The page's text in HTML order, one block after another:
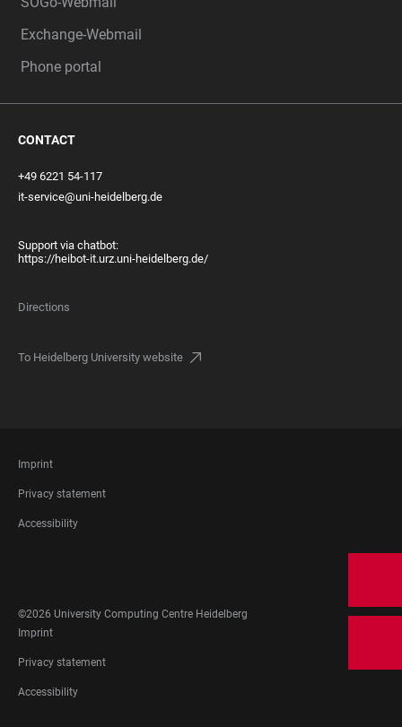
Exchange-Webmail
Phone portal
CONTACT
+49 6221 54-117
it-service@uni-heidelberg.de
Support via chatbot:
https://heibot-it.urz.uni-heidelberg.de/
Directions
To Heidelberg University website
FOOTER
LEGAL
Imprint
Privacy statement
Accessibility
MEDIA
©2026 University Computing Centre Heidelberg
FOOTER
LEGAL
Imprint
Privacy statement
Accessibility